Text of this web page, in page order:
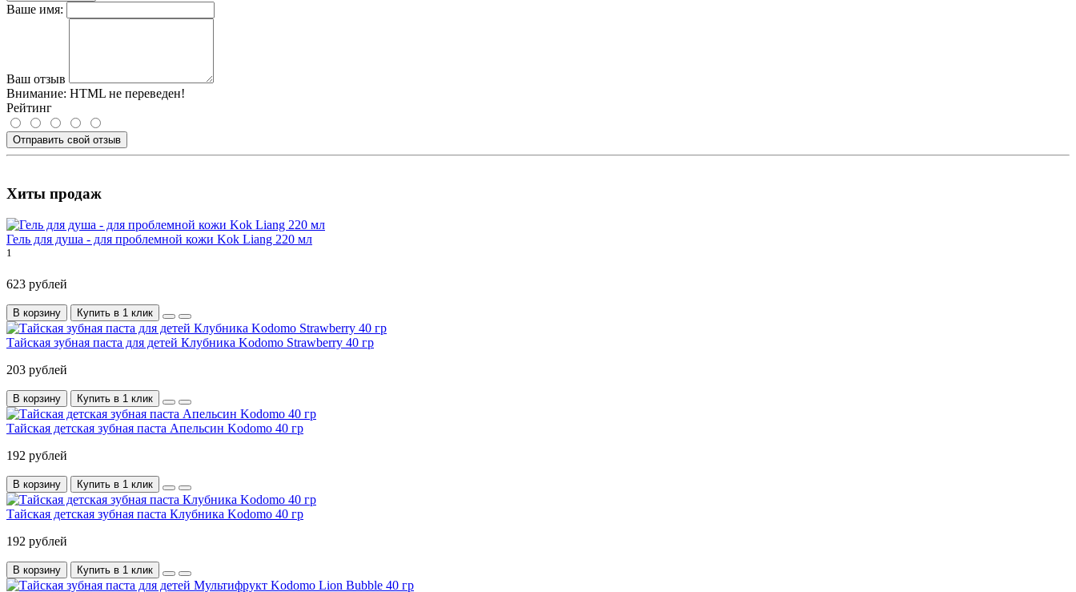
Ваше имя:
Ваш отзыв
Внимание: HTML не переведен!
Рейтинг
Отправить свой отзыв
Хиты продаж
Гель для душа - для проблемной кожи Kok Liang 220 мл
1
623 рублей
В корзину Купить в 1 клик
Тайская зубная паста для детей Клубника Kodomo Strawberry 40 гр
203 рублей
В корзину Купить в 1 клик
Тайская детская зубная паста Апельсин Kodomo 40 гр
192 рублей
В корзину Купить в 1 клик
Тайская детская зубная паста Клубника Kodomo 40 гр
192 рублей
В корзину Купить в 1 клик